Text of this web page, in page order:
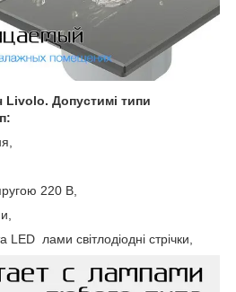
Допустимі типи
220 В,
LED лами світлодіодні стрічки,